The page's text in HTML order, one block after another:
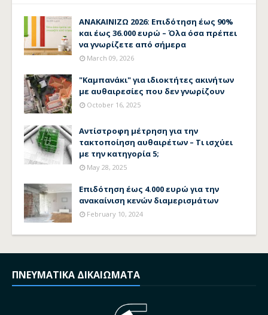
ΑΝΑΚΑΙΝΙΖΩ 2026: Επιδότηση έως 90%
και έως 36.000 ευρώ – Όλα όσα πρέπει
να γνωρίζετε από σήμερα
March 09, 2026
"Καμπανάκι" για ιδιοκτήτες ακινήτων
με αυθαιρεσίες που δεν γνωρίζουν
October 16, 2025
Αντίστροφη μέτρηση για την
τακτοποίηση αυθαιρέτων – Τι ισχύει
με την κατηγορία 5;
May 28, 2025
Επιδότηση έως 4.000 ευρώ για την
ανακαίνιση κενών διαμερισμάτων
February 10, 2024
ΠΝΕΥΜΑΤΙΚΑ ΔΙΚΑΙΩΜΑΤΑ